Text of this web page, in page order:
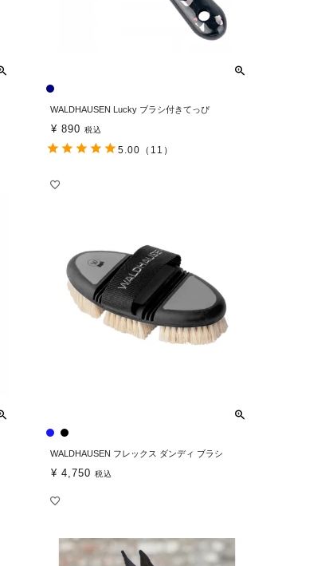
WALDHAUSEN Lucky ブラシ付きてっぴ
¥ 890 税込
5.00 （11）
WALDHAUSEN フレックス ダンディ ブラシ
¥ 4,750 税込